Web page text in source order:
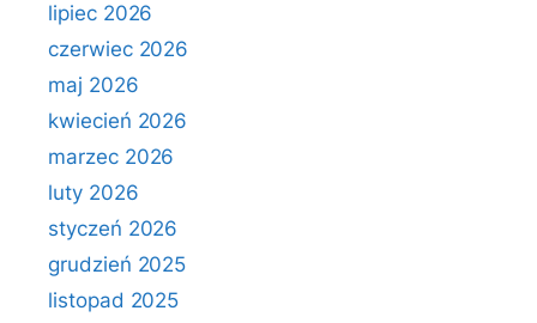
lipiec 2026
czerwiec 2026
maj 2026
kwiecień 2026
marzec 2026
luty 2026
styczeń 2026
grudzień 2025
listopad 2025